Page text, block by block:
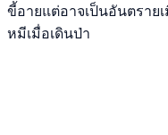
ขี้อายแต่อาจเป็นอันตราย
หมีเมื่อเดินป่า